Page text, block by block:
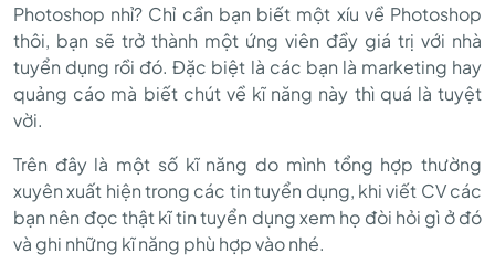
Photoshop nhỉ? Chỉ cần bạn biết một xíu về Photoshop
thôi, bạn sẽ trở thành một ứng viên đầy giá trị với nhà
tuyển dụng rồi đó. Đặc biệt là các bạn là marketing hay
quảng cáo mà biết chút về kĩ năng này thì quá là tuyệt
vời.
Trên đây là một số kĩ năng do mình tổng hợp thường
xuyên xuất hiện trong các tin tuyển dụng, khi viết CV các
bạn nên đọc thật kĩ tin tuyển dụng xem họ đòi hỏi gì ở đó
và ghi những kĩ năng phù hợp vào nhé.